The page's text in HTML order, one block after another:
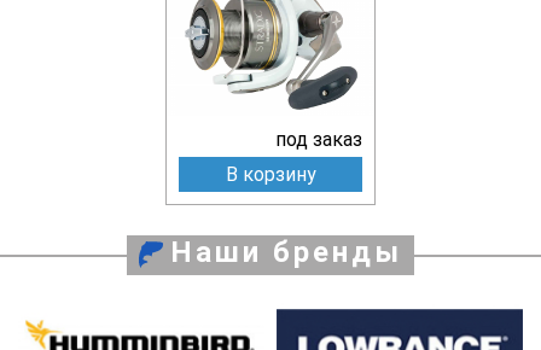
под заказ
В корзину
Наши бренды